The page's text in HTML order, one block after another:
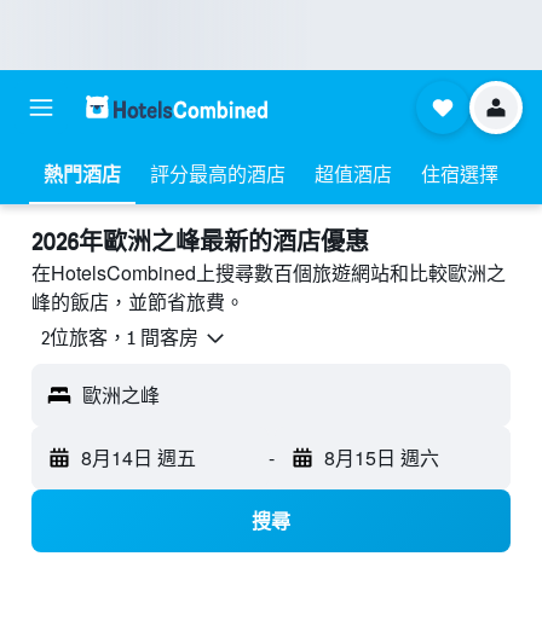
熱門酒店 評分最高的酒店 超值酒店 住宿選擇
2026年歐洲之峰最新的酒店優惠
在HotelsCombined上搜尋數百個旅遊網站和比較歐洲之
峰的飯店，並節省旅費。
2位旅客，1 間客房
歐洲之峰
8月14日 週五 - 8月15日 週六
搜尋